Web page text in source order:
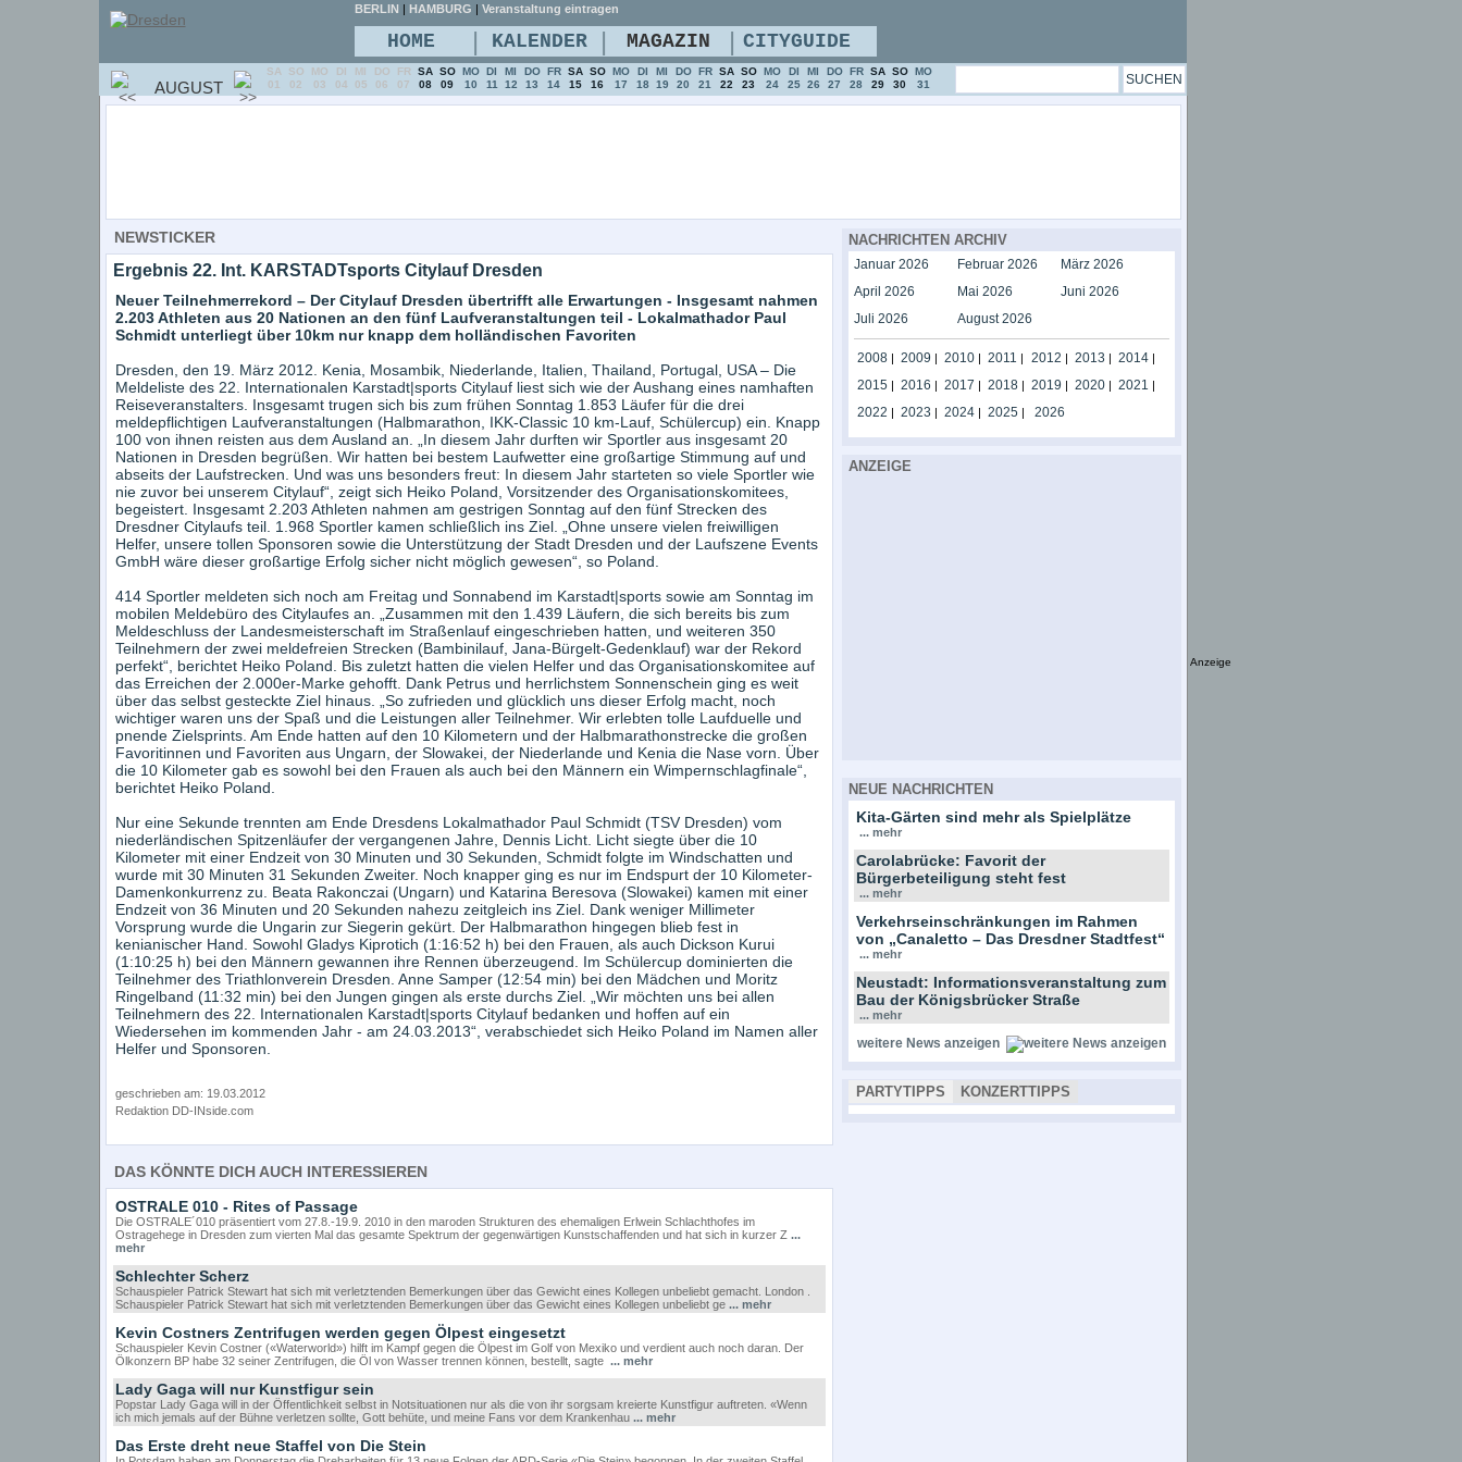
NEWSTICKER
Ergebnis 22. Int. KARSTADTsports Citylauf Dresden
Neuer Teilnehmerrekord – Der Citylauf Dresden übertrifft alle Erwartungen - Insgesamt nahmen
2.203 Athleten aus 20 Nationen an den fünf Laufveranstaltungen teil - Lokalmathador Paul
Schmidt unterliegt über 10km nur knapp dem holländischen Favoriten
Dresden, den 19. März 2012. Kenia, Mosambik, Niederlande, Italien, Thailand, Portugal, USA – Die
Meldeliste des 22. Internationalen Karstadt|sports Citylauf liest sich wie der Aushang eines namhaften
Reiseveranstalters. Insgesamt trugen sich bis zum frühen Sonntag 1.853 Läufer für die drei
meldepflichtigen Laufveranstaltungen (Halbmarathon, IKK-Classic 10 km-Lauf, Schülercup) ein. Knapp
100 von ihnen reisten aus dem Ausland an. „In diesem Jahr durften wir Sportler aus insgesamt 20
Nationen in Dresden begrüßen. Wir hatten bei bestem Laufwetter eine großartige Stimmung auf und
abseits der Laufstrecken. Und was uns besonders freut: In diesem Jahr starteten so viele Sportler wie
nie zuvor bei unserem Citylauf“, zeigt sich Heiko Poland, Vorsitzender des Organisationskomitees,
begeistert. Insgesamt 2.203 Athleten nahmen am gestrigen Sonntag auf den fünf Strecken des
Dresdner Citylaufs teil. 1.968 Sportler kamen schließlich ins Ziel. „Ohne unsere vielen freiwilligen
Helfer, unsere tollen Sponsoren sowie die Unterstützung der Stadt Dresden und der Laufszene Events
GmbH wäre dieser großartige Erfolg sicher nicht möglich gewesen“, so Poland.
414 Sportler meldeten sich noch am Freitag und Sonnabend im Karstadt|sports sowie am Sonntag im
mobilen Meldebüro des Citylaufes an. „Zusammen mit den 1.439 Läufern, die sich bereits bis zum
Meldeschluss der Landesmeisterschaft im Straßenlauf eingeschrieben hatten, und weiteren 350
Teilnehmern der zwei meldefreien Strecken (Bambinilauf, Jana-Bürgelt-Gedenklauf) war der Rekord
perfekt“, berichtet Heiko Poland. Bis zuletzt hatten die vielen Helfer und das Organisationskomitee auf
das Erreichen der 2.000er-Marke gehofft. Dank Petrus und herrlichstem Sonnenschein ging es weit
über das selbst gesteckte Ziel hinaus. „So zufrieden und glücklich uns dieser Erfolg macht, noch
wichtiger waren uns der Spaß und die Leistungen aller Teilnehmer. Wir erlebten tolle Laufduelle und
pnende Zielsprints. Am Ende hatten auf den 10 Kilometern und der Halbmarathonstrecke die großen
Favoritinnen und Favoriten aus Ungarn, der Slowakei, der Niederlande und Kenia die Nase vorn. Über
die 10 Kilometer gab es sowohl bei den Frauen als auch bei den Männern ein Wimpernschlagfinale“,
berichtet Heiko Poland.
Nur eine Sekunde trennten am Ende Dresdens Lokalmathador Paul Schmidt (TSV Dresden) vom
niederländischen Spitzenläufer der vergangenen Jahre, Dennis Licht. Licht siegte über die 10
Kilometer mit einer Endzeit von 30 Minuten und 30 Sekunden, Schmidt folgte im Windschatten und
wurde mit 30 Minuten 31 Sekunden Zweiter. Noch knapper ging es nur im Endspurt der 10 Kilometer-
Damenkonkurrenz zu. Beata Rakonczai (Ungarn) und Katarina Beresova (Slowakei) kamen mit einer
Endzeit von 36 Minuten und 20 Sekunden nahezu zeitgleich ins Ziel. Dank weniger Millimeter
Vorsprung wurde die Ungarin zur Siegerin gekürt. Der Halbmarathon hingegen blieb fest in
kenianischer Hand. Sowohl Gladys Kiprotich (1:16:52 h) bei den Frauen, als auch Dickson Kurui
(1:10:25 h) bei den Männern gewannen ihre Rennen überzeugend. Im Schülercup dominierten die
Teilnehmer des Triathlonverein Dresden. Anne Samper (12:54 min) bei den Mädchen und Moritz
Ringelband (11:32 min) bei den Jungen gingen als erste durchs Ziel. „Wir möchten uns bei allen
Teilnehmern des 22. Internationalen Karstadt|sports Citylauf bedanken und hoffen auf ein
Wiedersehen im kommenden Jahr - am 24.03.2013“, verabschiedet sich Heiko Poland im Namen aller
Helfer und Sponsoren.
geschrieben am: 19.03.2012
Redaktion DD-INside.com
DAS KÖNNTE DICH AUCH INTERESSIEREN
OSTRALE 010 - Rites of Passage
Die OSTRALE´010 präsentiert vom 27.8.-19.9. 2010 in den maroden Strukturen des ehemaligen Erlwein Schlachthofes im
Ostragehege in Dresden zum vierten Mal das gesamte Spektrum der gegenwärtigen Kunstschaffenden und hat sich in kurzer Z ...
mehr
Schlechter Scherz
Schauspieler Patrick Stewart hat sich mit verletztenden Bemerkungen über das Gewicht eines Kollegen unbeliebt gemacht. London .
Schauspieler Patrick Stewart hat sich mit verletztenden Bemerkungen über das Gewicht eines Kollegen unbeliebt ge ... mehr
Kevin Costners Zentrifugen werden gegen Ölpest eingesetzt
Schauspieler Kevin Costner («Waterworld») hilft im Kampf gegen die Ölpest im Golf von Mexiko und verdient auch noch daran. Der
Ölkonzern BP habe 32 seiner Zentrifugen, die Öl von Wasser trennen können, bestellt, sagte ... mehr
Lady Gaga will nur Kunstfigur sein
Popstar Lady Gaga will in der Öffentlichkeit selbst in Notsituationen nur als die von ihr sorgsam kreierte Kunstfigur auftreten. «Wenn
ich mich jemals auf der Bühne verletzen sollte, Gott behüte, und meine Fans vor dem Krankenhau ... mehr
Das Erste dreht neue Staffel von Die Stein
NACHRICHTEN ARCHIV
Januar 2026 Februar 2026
März 2026
April 2026
Mai 2026
Juni 2026
Juli 2026
August 2026
2008| 2009 | 2010| 2011 | 2012 | 2013 | 2014|
2015| 2016 | 2017 | 2018| 2019 | 2020| 2021 |
2022 | 2023 | 2024| 2025| 2026
ANZEIGE
NEUE NACHRICHTEN
Kita-Gärten sind mehr als Spielplätze
... mehr
Carolabrücke: Favorit der
Bürgerbeteiligung steht fest
... mehr
Verkehrseinschränkungen im Rahmen
von „Canaletto – Das Dresdner Stadtfest“
... mehr
Neustadt: Informationsveranstaltung zum
Bau der Königsbrücker Straße
... mehr
weitere News anzeigen
PARTYTIPPS KONZERTTIPPS
BERLIN | HAMBURG | Veranstaltung eintragen
HOME | KALENDER | MAGAZIN | CITYGUIDE
AUGUST
SA
01
SO
02
MO
03
DI
04
MI
05
DO
06
FR
07
SA
08
SO
09
MO
10
DI
11
MI
12
DO
13
FR
14
SA
15
SO
16
MO
17
DI
18
MI
19
DO
20
FR
21
SA
22
SO
23
MO
24
DI
25
MI
26
DO
27
FR
28
SA
29
SO
30
MO
31
Anzeige